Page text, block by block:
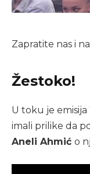
Zapratite nas i na
Žestoko!
U toku je emisija
imali prilike da
Aneli Ahmić o